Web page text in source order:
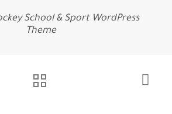
School & Sport WordPress
Theme